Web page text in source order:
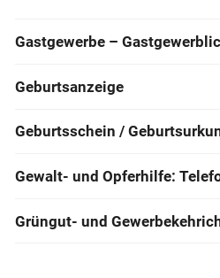
Gastgewerbe –
Geburtsanzeige
Geburtsschein /
Gewalt- und Opferhilfe:
Grüngut- und